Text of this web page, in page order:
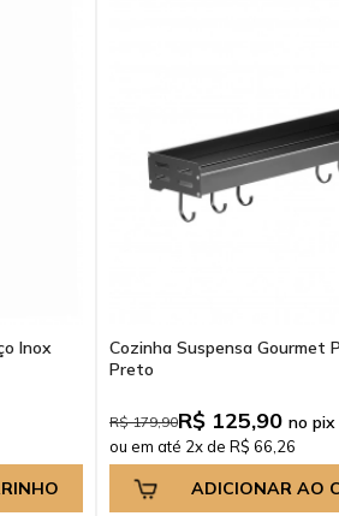
Inox
Cozinha Suspensa Gourmet
Preto
R$ 179,90R$ 125,90no pix
ou em até 2x de R$ 66,26
ADICIONAR AO